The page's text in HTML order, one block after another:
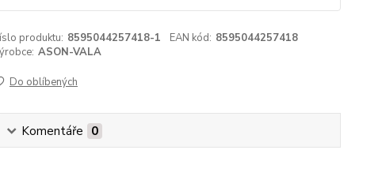
produktu: 8595044257418-1 EAN kód: 8595044257418
ASON-VALA
Do oblíbených
Komentáře 0